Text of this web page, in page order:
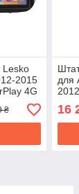
Lesko
2015
4G
Сид
₴
для
Wi-
16